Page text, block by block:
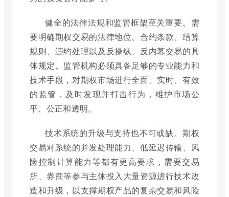
健全的法律法规和监管框架至关重要。需
要明确期权交易的法律地位、合约条款、结算
规则、违约处理以及反操纵、反内幕交易的具
体规定。监管机构必须具备足够的专业能力和
技术手段，对期权市场进行全面、实时、有效
的监管，及时发现并打击行为，维护市场公
平、公正和透明。
技术系统的升级与支持也不可或缺。期权
交易对系统的并发处理能力、低延迟传输、风
险控制计算能力等都有更高要求，需要交易
所、券商等参与主体投入大量资源进行技术改
造和升级，以支撑期权产品的复杂交易和风险